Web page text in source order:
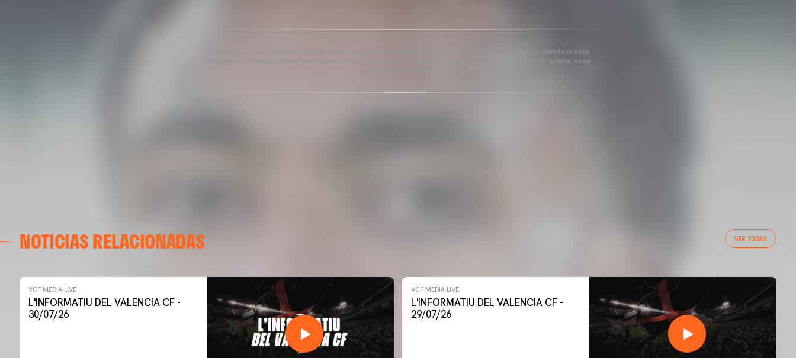
Copyright 2013-2025 Valencia Club de Fútbol. Se permite el uso del contenido editorial del artículo siempre y cuando se haga
referencia a su fuente, además de contener el siguiente enlace: www.valenciacf.com. Fotografías de Lázaro de la Peña, no se
NOTICIAS RELACIONADAS VER TODAS
VCF MEDIA LIVE
L'INFORMATIU DEL VALENCIA CF -
30/07/26
VCF MEDIA LIVE
L'INFORMATIU DEL VALENCIA CF -
29/07/26